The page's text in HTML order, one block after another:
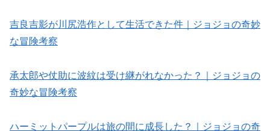
吉良吉影が川尻浩作として生活できた件｜ジョジョの奇妙
な冒険考察
承太郎や仗助に波紋は受け継がれなかった？｜ジョジョの
奇妙な冒険考察
ハーミットパープルは旅の間に成長した？｜ジョジョの奇